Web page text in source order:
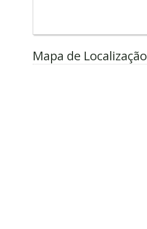
Mapa de Localização